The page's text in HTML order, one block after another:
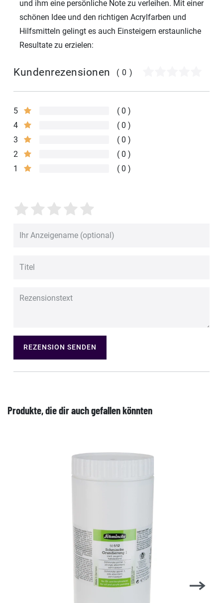
und ihm eine persönliche Note zu verleihen. Mit einer
schönen Idee und den richtigen Acrylfarben und
Hilfsmitteln gelingt es auch Einsteigern erstaunliche
Resultate zu erzielen:
Kundenrezensionen (0)
5
0
4
0
3
0
2
0
1
0
REZENSION SENDEN
Produkte, die dir auch gefallen könnten